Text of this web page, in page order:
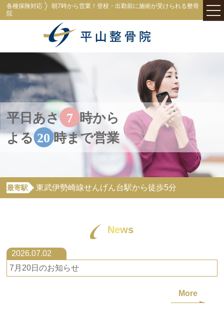
各種保険対応
朝7時から営業！登校・出勤前に施術が受けられる整骨
院
むち打ち症(頚部捻挫)
様々なむち打ち症
腰痛(腰椎捻挫・損傷)
平山整骨院について
交通事故にあったら
平日あさ 7 時から
よる 20 時まで営業
最寄駅 東武伊勢崎線せんげん台駅から徒歩5分
News
2026.07.02
7月20日のお知らせ
More